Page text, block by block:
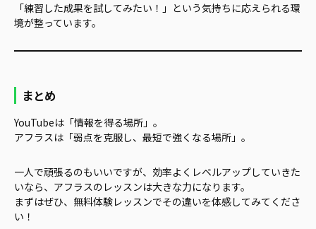
「練習した成果を試してみたい！」という気持ちに応えられる環
境が整っています。
まとめ
YouTubeは「情報を得る場所」。
アフラスは「弱点を克服し、最短で強くなる場所」。
一人で頑張るのもいいですが、効率よくレベルアップしていきた
いなら、アフラスのレッスンは大きな力になります。
まずはぜひ、無料体験レッスンでその違いを体感してみてくださ
い！